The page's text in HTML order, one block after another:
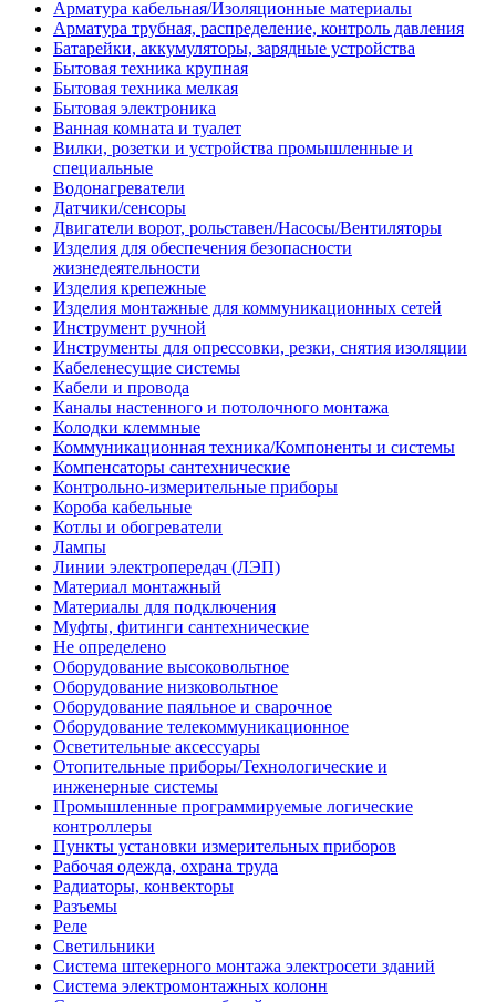
Арматура кабельная/Изоляционные материалы
Арматура трубная, распределение, контроль давления
Батарейки, аккумуляторы, зарядные устройства
Бытовая техника крупная
Бытовая техника мелкая
Бытовая электроника
Ванная комната и туалет
Вилки, розетки и устройства промышленные и
специальные
Водонагреватели
Датчики/сенсоры
Двигатели ворот, рольставен/Насосы/Вентиляторы
Изделия для обеспечения безопасности
жизнедеятельности
Изделия крепежные
Изделия монтажные для коммуникационных сетей
Инструмент ручной
Инструменты для опрессовки, резки, снятия изоляции
Кабеленесущие системы
Кабели и провода
Каналы настенного и потолочного монтажа
Колодки клеммные
Коммуникационная техника/Компоненты и системы
Компенсаторы сантехнические
Контрольно-измерительные приборы
Короба кабельные
Котлы и обогреватели
Лампы
Линии электропередач (ЛЭП)
Материал монтажный
Материалы для подключения
Муфты, фитинги сантехнические
Не определено
Оборудование высоковольтное
Оборудование низковольтное
Оборудование паяльное и сварочное
Оборудование телекоммуникационное
Осветительные аксессуары
Отопительные приборы/Технологические и
инженерные системы
Промышленные программируемые логические
контроллеры
Пункты установки измерительных приборов
Рабочая одежда, охрана труда
Радиаторы, конвекторы
Разъемы
Реле
Светильники
Система штекерного монтажа электросети зданий
Система электромонтажных колонн